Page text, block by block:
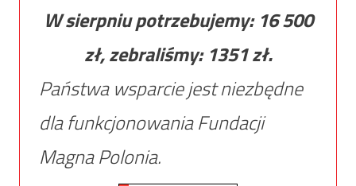
W sierpniu potrzebujemy: 16 500
zł, zebraliśmy: 1351zł.
Państwa wsparcie jest niezbędne
dla funkcjonowania Fundacji
Magna Polonia.